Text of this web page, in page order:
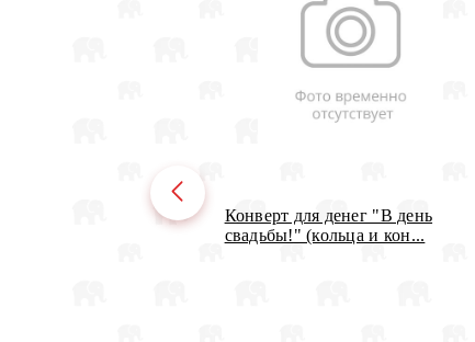
Конверт для денег "В день
свадьбы!" (кольца и кон...